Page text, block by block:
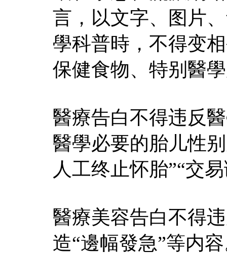
言，以文字、图片
學科普時，不得变
保健食物、特别醫
醫療告白不得违反
醫學必要的胎儿性
人工终止怀胎”“交
醫療美容告白不得
造“邊幅發急”等内